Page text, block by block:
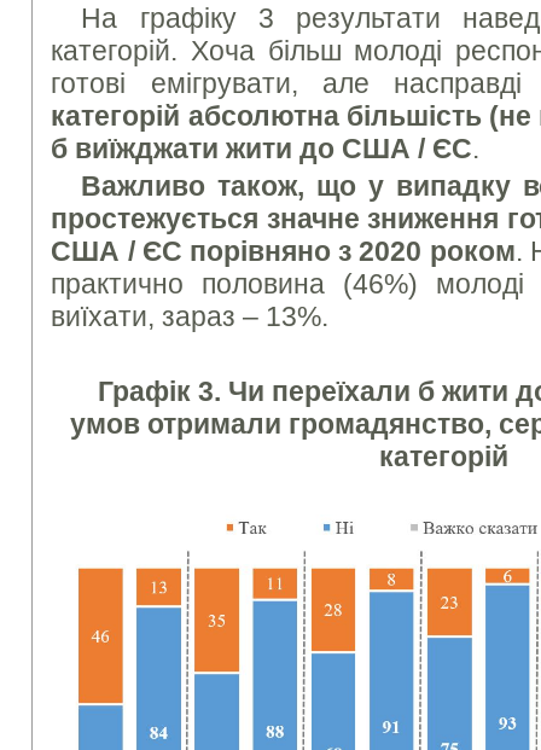
На графіку 3 результати
категорій. Хоча більш молоді
готові емігрувати, але
категорій абсолютна більшість
б виїжджати жити до США / ЄС.
Важливо також, що у випадку
простежується значне зниження
США / ЄС порівняно з 2020 роком.
практично половина (46%)
виїхати, зараз – 13%.
Графік 3. Чи переїхали б жити
умов отримали громадянство,
категорій